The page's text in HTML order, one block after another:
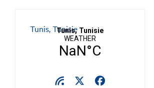
Tunis, Tunisie